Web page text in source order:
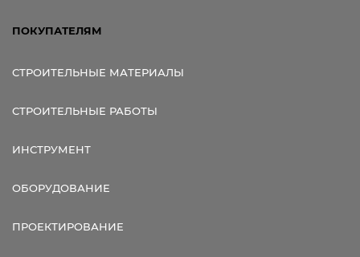
ПОКУПАТЕЛЯМ
СТРОИТЕЛЬНЫЕ МАТЕРИАЛЫ
СТРОИТЕЛЬНЫЕ РАБОТЫ
ИНСТРУМЕНТ
ОБОРУДОВАНИЕ
ПРОЕКТИРОВАНИЕ